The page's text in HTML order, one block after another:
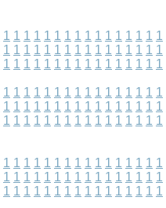
1 1 1 1 1 1 1 1 1 1 1 1 1 1 1 1
1 1 1 1 1 1 1 1 1 1 1 1 1 1 1 1
1 1 1 1 1 1 1 1 1 1 1 1 1 1 1 1
1 1 1 1 1 1 1 1 1 1 1 1 1 1 1 1
1 1 1 1 1 1 1 1 1 1 1 1 1 1 1 1
1 1 1 1 1 1 1 1 1 1 1 1 1 1 1 1
1 1 1 1 1 1 1 1 1 1 1 1 1 1 1 1
1 1 1 1 1 1 1 1 1 1 1 1 1 1 1 1
1 1 1 1 1 1 1 1 1 1 1 1 1 1 1 1